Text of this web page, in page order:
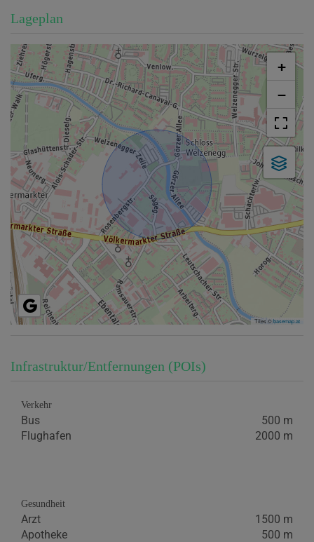
Lageplan
+
−
Tiles ©basemap.at
Infrastruktur/Entfernungen (POIs)
Verkehr
Bus
500 m
Flughafen
2000 m
Gesundheit
Arzt
1500 m
Apotheke
500 m